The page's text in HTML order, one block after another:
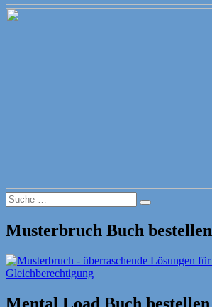
Suche
nach:
Suche
Musterbruch Buch bestellen
Mental Load Buch bestellen